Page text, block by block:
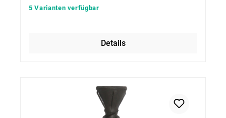
5 Varianten verfügbar
Details